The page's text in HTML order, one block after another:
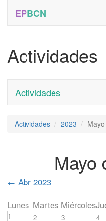
EPBCN
Actividades
Actividades
Actividades 2023 Mayo
Mayo
← Abr 2023
Lunes Martes Miércoles
1 2 3 4